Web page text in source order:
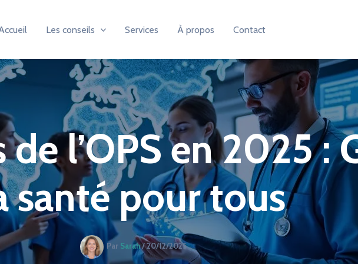
Les conseils Services À propos Contact
de l’OPS en 2025 :
santé pour tous
Par Sarah/20/12/2025